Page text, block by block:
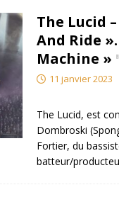
The Lucid
And Ride
Machine »
11 janvier 2023
The Lucid, est
Dombroski
Fortier, du
batteur/